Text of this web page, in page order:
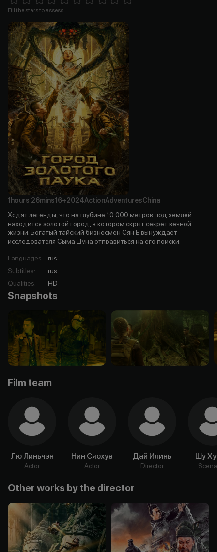
1 Star 2 Stars 3 Stars
Fill the stars to assess
1hours 26mins16+2024ActionAdventuresChina
Ходят легенды, что на глубине 10 000 метров под землей
находится золотой город, в котором скрыт секрет вечной
жизни. Богатый тайский бизнесмен Сян Е вынуждает
исследователя Сыма Цуна отправиться на его поиски.
Languages:
rus
Subtitles:
rus
Qualities: HD
Snapshots
Film team
Лю Линьчэн
Actor
Нин Сяохуа
Actor
Дай Илинь
Director
Шу
Other works by the director